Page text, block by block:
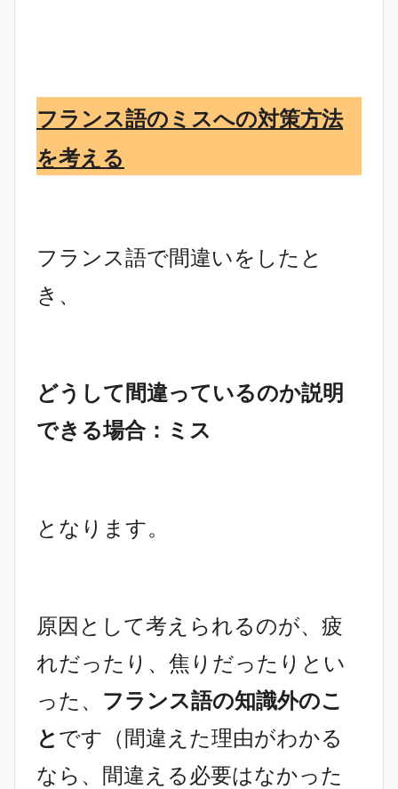
フランス語のミスへの対策方法
を考える
フランス語で間違いをしたと
き、
どうして間違っているのか説明
できる場合：ミス
となります。
原因として考えられるのが、疲
れだったり、焦りだったりとい
った、 フランス語の知識外のこ
と です（間違えた理由がわかる
なら、間違える必要はなかった